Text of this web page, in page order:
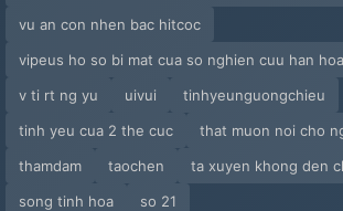
vu an con nhen bac hitcoc
vipeus ho so bi mat cua so nghien cuu han
v ti rt ng yu
uivui
tinhyeunguongchieu
tinh yeu cua 2 the cuc
that muon noi cho
thamdam
taochen
ta xuyen khong den
song tinh hoa
so 21